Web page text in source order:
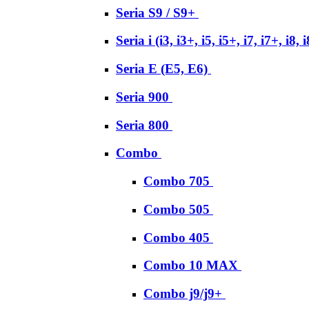
Seria S9 / S9+
Seria i (i3, i3+, i5, i5+, i7, i7+, i8,
Seria E (E5, E6)
Seria 900
Seria 800
Combo
Combo 705
Combo 505
Combo 405
Combo 10 MAX
Combo j9/j9+